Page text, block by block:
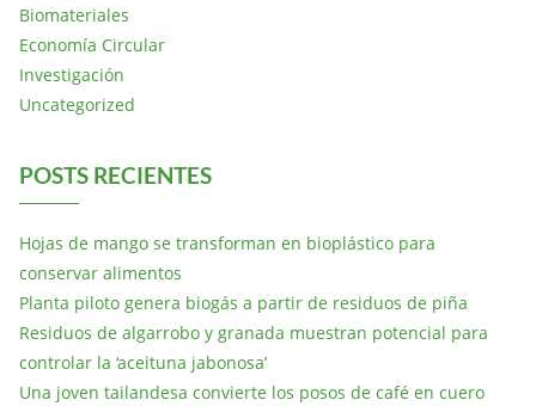
Biomateriales
Economía Circular
Investigación
Uncategorized
POSTS RECIENTES
Hojas de mango se transforman en bioplástico para
conservar alimentos
Planta piloto genera biogás a partir de residuos de piña
Residuos de algarrobo y granada muestran potencial para
controlar la ‘aceituna jabonosa’
Una joven tailandesa convierte los posos de café en cuero